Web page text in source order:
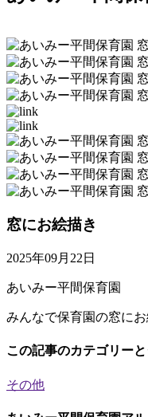
窓にお絵描き
2025年09月22日
あいみー平間保育園
みんなで保育園の窓に
この記事のカテゴリー
その他